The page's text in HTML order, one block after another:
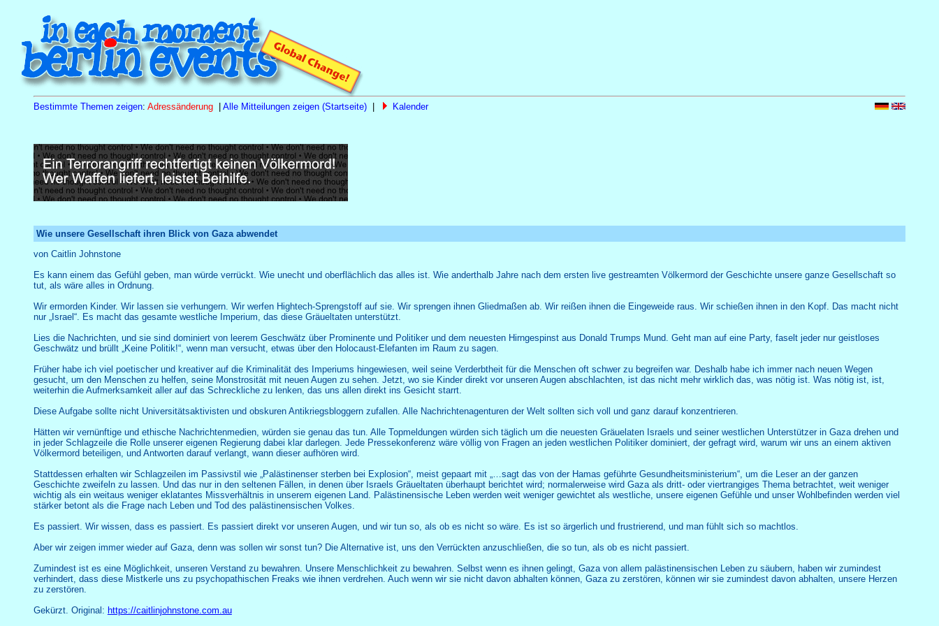
Bestimmte Themen zeigen: Adressänderung| Alle Mitteilungen zeigen (Startseite)| Kalender
Sa 15.8.26 10.00 h Tagesseminar Familienstellen
Wie unsere Gesellschaft ihren Blick von Gaza abwendet
von Caitlin Johnstone
Es kann einem das Gefühl geben, man würde verrückt. Wie unecht und oberflächlich das alles ist. Wie anderthalb Jahre nach dem ersten live gestreamten Völkermord der Geschichte unsere ganze Gesellschaft so
tut, als wäre alles in Ordnung.
Wir ermorden Kinder. Wir lassen sie verhungern. Wir werfen Hightech-Sprengstoff auf sie. Wir sprengen ihnen Gliedmaßen ab. Wir reißen ihnen die Eingeweide raus. Wir schießen ihnen in den Kopf. Das macht nicht
nur „Israel“. Es macht das gesamte westliche Imperium, das diese Gräueltaten unterstützt.
Lies die Nachrichten, und sie sind dominiert von leerem Geschwätz über Prominente und Politiker und dem neuesten Hirngespinst aus Donald Trumps Mund. Geht man auf eine Party, faselt jeder nur geistloses
Geschwätz und brüllt „Keine Politik!“, wenn man versucht, etwas über den Holocaust-Elefanten im Raum zu sagen.
Früher habe ich viel poetischer und kreativer auf die Kriminalität des Imperiums hingewiesen, weil seine Verderbtheit für die Menschen oft schwer zu begreifen war. Deshalb habe ich immer nach neuen Wegen
gesucht, um den Menschen zu helfen, seine Monstrosität mit neuen Augen zu sehen. Jetzt, wo sie Kinder direkt vor unseren Augen abschlachten, ist das nicht mehr wirklich das, was nötig ist. Was nötig ist, ist,
weiterhin die Aufmerksamkeit aller auf das Schreckliche zu lenken, das uns allen direkt ins Gesicht starrt.
Diese Aufgabe sollte nicht Universitätsaktivisten und obskuren Antikriegsbloggern zufallen. Alle Nachrichtenagenturen der Welt sollten sich voll und ganz darauf konzentrieren.
Hätten wir vernünftige und ethische Nachrichtenmedien, würden sie genau das tun. Alle Topmeldungen würden sich täglich um die neuesten Gräuelaten Israels und seiner westlichen Unterstützer in Gaza drehen und
in jeder Schlagzeile die Rolle unserer eigenen Regierung dabei klar darlegen. Jede Pressekonferenz wäre völlig von Fragen an jeden westlichen Politiker dominiert, der gefragt wird, warum wir uns an einem aktiven
Völkermord beteiligen, und Antworten darauf verlangt, wann dieser aufhören wird.
Stattdessen erhalten wir Schlagzeilen im Passivstil wie „Palästinenser sterben bei Explosion“, meist gepaart mit „…sagt das von der Hamas geführte Gesundheitsministerium“, um die Leser an der ganzen
Geschichte zweifeln zu lassen. Und das nur in den seltenen Fällen, in denen über Israels Gräueltaten überhaupt berichtet wird; normalerweise wird Gaza als dritt- oder viertrangiges Thema betrachtet, weit weniger
wichtig als ein weitaus weniger eklatantes Missverhältnis in unserem eigenen Land. Palästinensische Leben werden weit weniger gewichtet als westliche, unsere eigenen Gefühle und unser Wohlbefinden werden viel
stärker betont als die Frage nach Leben und Tod des palästinensischen Volkes.
Es passiert. Wir wissen, dass es passiert. Es passiert direkt vor unseren Augen, und wir tun so, als ob es nicht so wäre. Es ist so ärgerlich und frustrierend, und man fühlt sich so machtlos.
Aber wir zeigen immer wieder auf Gaza, denn was sollen wir sonst tun? Die Alternative ist, uns den Verrückten anzuschließen, die so tun, als ob es nicht passiert.
Zumindest ist es eine Möglichkeit, unseren Verstand zu bewahren. Unsere Menschlichkeit zu bewahren. Selbst wenn es ihnen gelingt, Gaza von allem palästinensischen Leben zu säubern, haben wir zumindest
verhindert, dass diese Mistkerle uns zu psychopathischen Freaks wie ihnen verdrehen. Auch wenn wir sie nicht davon abhalten können, Gaza zu zerstören, können wir sie zumindest davon abhalten, unsere Herzen
zu zerstören.
Gekürzt. Original: https://caitlinjohnstone.com.au